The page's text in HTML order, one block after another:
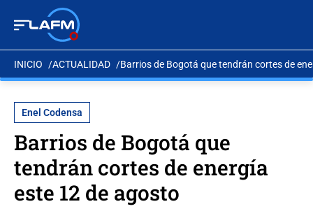
INICIO ACTUALIDAD Barrios de Bogotá que tendrán cortes de
Enel Codensa
Barrios de Bogotá que
tendrán cortes de energía
este 12 de agosto